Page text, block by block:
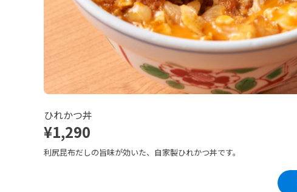
ひれかつ丼
¥1,290
利尻昆布だしの旨味が効いた、自家製ひれかつ丼です。